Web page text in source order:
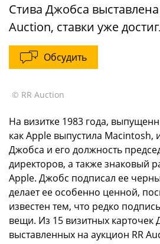
Стива Джобса
Auction, ставки уже
Обсудить
© RR Auction
На визитке 1983 года,
как Apple выпустила
Джобса и его должность
директоров, а также знаковый
Apple. Джобс подписал ее
делает ее особенно ценной,
известен тем, что редко
вещи. Из 15 визитных карточек
выставленных на аукцион RR